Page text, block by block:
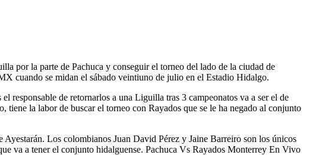
por la parte de Pachuca y conseguir el torneo del lado de la ciudad de
cuando se midan el sábado veintiuno de julio en el Estadio Hidalgo.
responsable de retornarlos a una Liguilla tras 3 campeonatos va a ser el de
la labor de buscar el torneo con Rayados que se le ha negado al conjunto
Los colombianos Juan David Pérez y Jaine Barreiro son los únicos
va a tener el conjunto hidalguense. Pachuca Vs Rayados Monterrey En Vivo